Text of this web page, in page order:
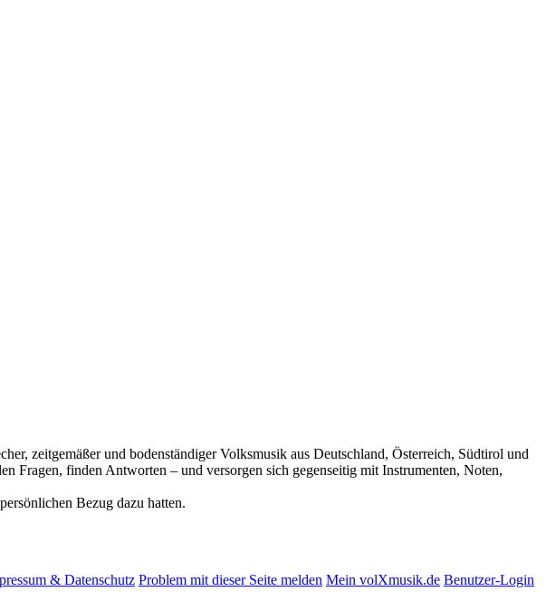
zeitgemäßer und bodenständiger Volksmusik aus Deutschland, Österreich, Südtirol und
Fragen, finden Antworten – und versorgen sich gegenseitig mit Instrumenten, Noten,
Bezug dazu hatten.
& Datenschutz Problem mit dieser Seite melden Mein volXmusik.de Benutzer-Login